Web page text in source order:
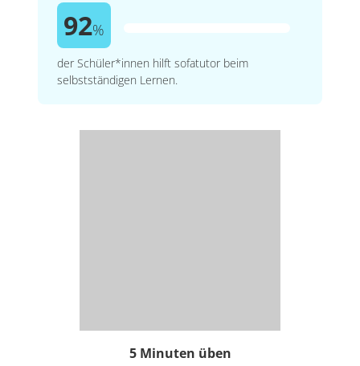
92%
der Schüler*innen hilft sofatutor beim
selbstständigen Lernen.
5 Minuten üben